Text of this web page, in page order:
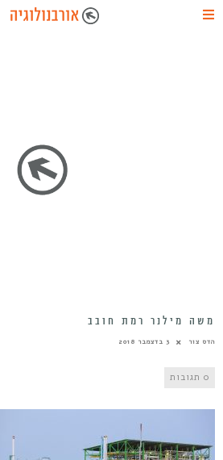
משה מילנר רמת חובב
הדס צור 3 בדצמבר 2018
0 תגובות